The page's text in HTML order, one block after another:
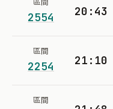
2554 20:43
區間
2254 21:10
區間